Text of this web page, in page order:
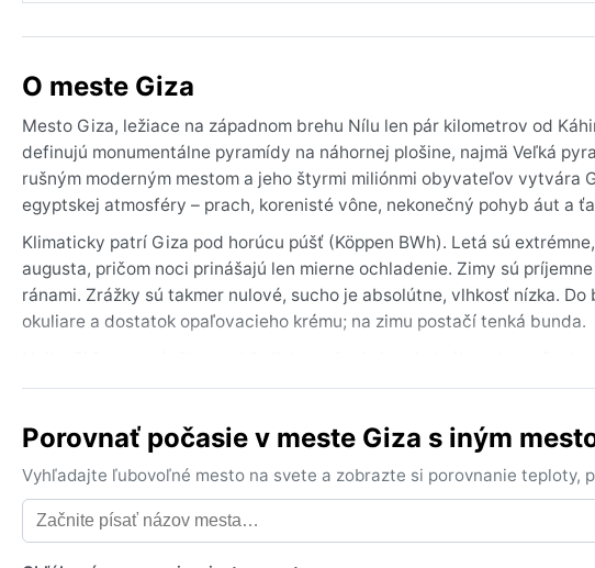
O meste Giza
Mesto Giza, ležiace na západnom brehu Nílu len pár kilometrov od
definujú monumentálne pyramídy na náhornej plošine, najmä Veľká
rušným moderným mestom a jeho štyrmi miliónmi obyvateľov vytvára
egyptskej atmosféry – prach, korenisté vône, nekonečný pohyb áut a
Klimaticky patrí Giza pod horúcu púšť (Köppen BWh). Letá sú
augusta, pričom noci prinášajú len mierne ochladenie. Zimy sú
ránami. Zrážky sú takmer nulové, sucho je absolútne, vlhkosť nízka.
okuliare a dostatok opaľovacieho krému; na zimu postačí tenká bunda.
Leto je pre väčšinu cestovateľov príliš úmorné. Typickým fenoménom
všetkého.
Porovnať počasie v meste Giza s iným
Vyhľadajte ľubovoľné mesto na svete a zobrazte si porovnanie teploty,